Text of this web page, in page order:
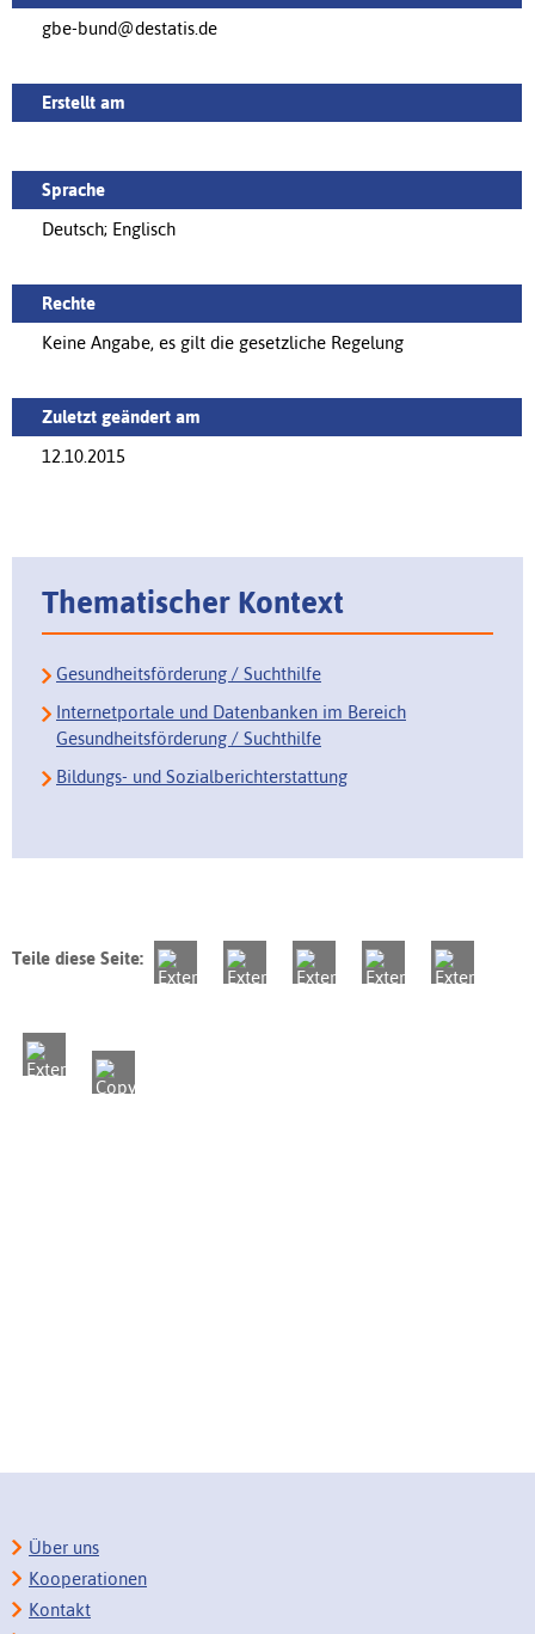
gbe-bund@destatis.de
Erstellt am
Sprache
Deutsch; Englisch
Rechte
Keine Angabe, es gilt die gesetzliche Regelung
Zuletzt geändert am
12.10.2015
Thematischer Kontext
Gesundheitsförderung / Suchthilfe
Internetportale und Datenbanken im Bereich
Gesundheitsförderung / Suchthilfe
Bildungs- und Sozialberichterstattung
Teile diese Seite:
Über uns
Kooperationen
Kontakt